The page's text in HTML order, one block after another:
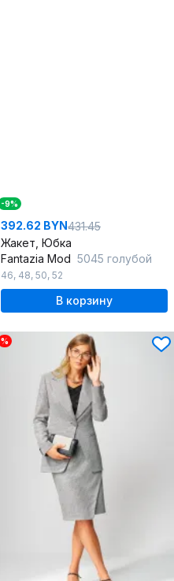
-9%
392.62 BYN431.45
Жакет, Юбка
Fantazia Mod 5045 голубой
46, 48, 50, 52
В корзину
%